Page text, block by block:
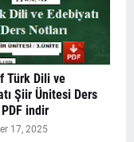
Türk Dili ve
Şiir Ünitesi Ders
indir
17, 2025